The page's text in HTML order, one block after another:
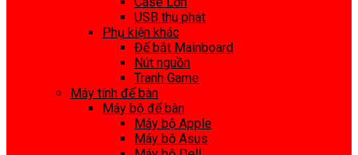
USB thu phát
Phụ kiện khác
Đế bắt Mainboard
Nút nguồn
Tranh Game
Máy tính để bàn
Máy bộ để bàn
Máy bộ Apple
Máy bộ Asus